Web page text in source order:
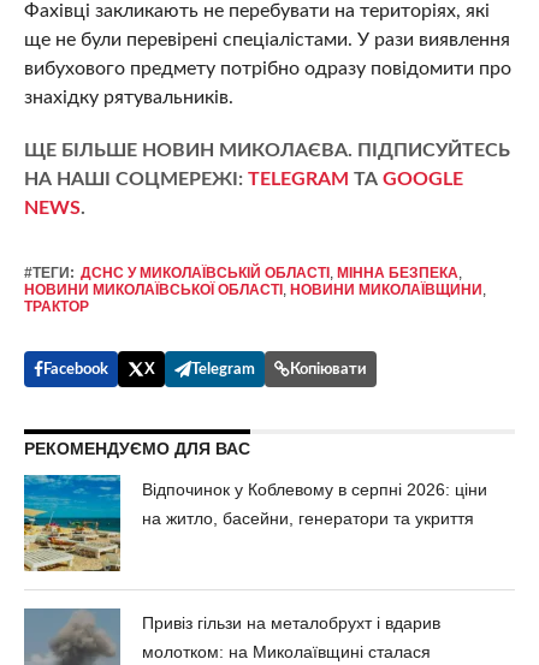
Фахівці закликають не перебувати на територіях, які
ще не були перевірені спеціалістами. У рази виявлення
вибухового предмету потрібно одразу повідомити про
знахідку рятувальників.
ЩЕ БІЛЬШЕ НОВИН МИКОЛАЄВА. ПІДПИСУЙТЕСЬ
НА НАШІ СОЦМЕРЕЖІ: TELEGRAM ТА GOOGLE
NEWS.
#ТЕГИ: ДСНС У МИКОЛАЇВСЬКІЙ ОБЛАСТІ , МІННА БЕЗПЕКА,
НОВИНИ МИКОЛАЇВСЬКОЇ ОБЛАСТІ , НОВИНИ МИКОЛАЇВЩИНИ ,
ТРАКТОР
Facebook X Telegram Копіювати
РЕКОМЕНДУЄМО ДЛЯ ВАС
Відпочинок у Коблевому в серпні 2026: ціни
на житло, басейни, генератори та укриття
Привіз гільзи на металобрухт і вдарив
молотком: на Миколаївщині сталася